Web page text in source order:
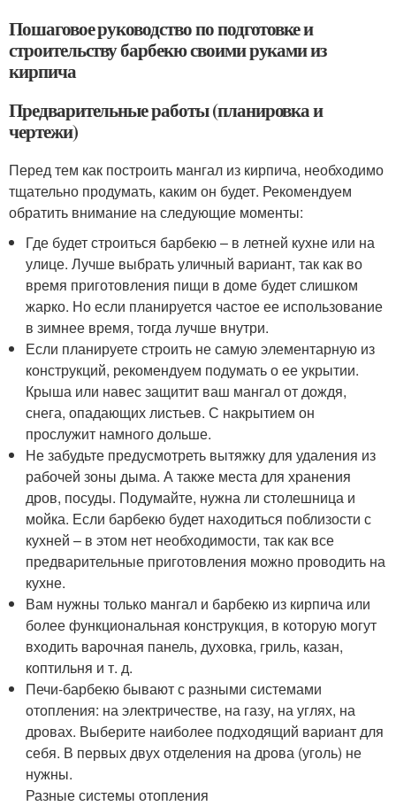
Пошаговое руководство по подготовке и
строительству барбекю своими руками из
кирпича
Предварительные работы (планировка и
чертежи)
Перед тем как построить мангал из кирпича, необходимо
тщательно продумать, каким он будет. Рекомендуем
обратить внимание на следующие моменты:
Где будет строиться барбекю – в летней кухне или на
улице. Лучше выбрать уличный вариант, так как во
время приготовления пищи в доме будет слишком
жарко. Но если планируется частое ее использование
в зимнее время, тогда лучше внутри.
Если планируете строить не самую элементарную из
конструкций, рекомендуем подумать о ее укрытии.
Крыша или навес защитит ваш мангал от дождя,
снега, опадающих листьев. С накрытием он
прослужит намного дольше.
Не забудьте предусмотреть вытяжку для удаления из
рабочей зоны дыма. А также места для хранения
дров, посуды. Подумайте, нужна ли столешница и
мойка. Если барбекю будет находиться поблизости с
кухней – в этом нет необходимости, так как все
предварительные приготовления можно проводить на
кухне.
Вам нужны только мангал и барбекю из кирпича или
более функциональная конструкция, в которую могут
входить варочная панель, духовка, гриль, казан,
коптильня и т. д.
Печи-барбекю бывают с разными системами
отопления: на электричестве, на газу, на углях, на
дровах. Выберите наиболее подходящий вариант для
себя. В первых двух отделения на дрова (уголь) не
нужны.
Разные системы отопления